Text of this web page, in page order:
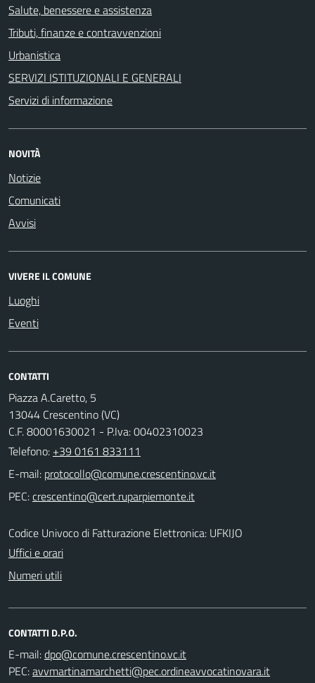
Salute, benessere e assistenza
Tributi, finanze e contravvenzioni
Urbanistica
SERVIZI ISTITUZIONALI E GENERALI
Servizi di informazione
NOVITÀ
Notizie
Comunicati
Avvisi
VIVERE IL COMUNE
Luoghi
Eventi
CONTATTI
Piazza A.Caretto, 5
13044 Crescentino (VC)
C.F. 80001630021 - P.Iva: 00402310023
Telefono: +39 0161 833111
E-mail:
PEC:
Codice Univoco di Fatturazione Elettronica: UFKIJO
Uffici e orari
Numeri utili
CONTATTI D.P.O.
E-mail:
PEC: